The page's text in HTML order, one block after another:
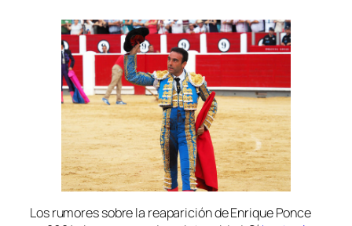
Los rumores sobre la reaparición de Enrique Ponce